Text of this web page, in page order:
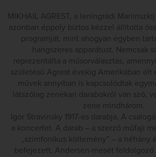
MIKHAIL AGREST, a leningrádi
azonban éppoly biztos kézzel állította
programját, mint ahogyan egyben
hangszeres apparátust. Nemcsak
reprezentálta a műsorválasztás,
születésű Agrest évekig Amerikában élt
művek annyiban is kapcsolódtak
látszólag zenekari darabokról van szó,
zene mindhárom.
Igor Stravinsky 1917-es darabja, A
a koncertet. A darab – a szerző műfaji
„szimfonikus költemény” – a néhány
befejezett, Andersen-mesét feldolgozó